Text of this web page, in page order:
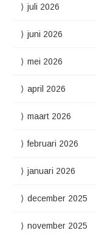
juli 2026
juni 2026
mei 2026
april 2026
maart 2026
februari 2026
januari 2026
december 2025
november 2025